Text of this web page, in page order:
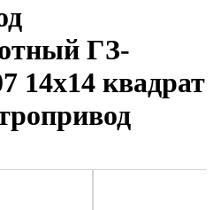
ГЗ-
14х14 квадрат